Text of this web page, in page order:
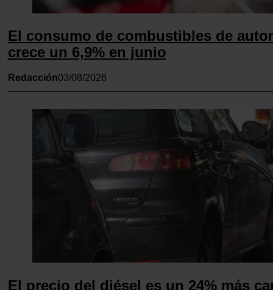
de sus servicios.
El consumo de combustibles de
crece un 6,9% en junio
Redacción03/08/2026
El precio del diésel es un 24% más